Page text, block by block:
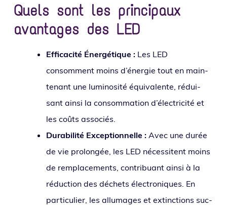
Quels sont les principaux
avantages des LED
Efficacité Énergétique :Les LED
consomment moins d’éner­gie tout en main­
te­nant une lumi­no­si­té équi­va­lente, rédui­
sant ain­si la consom­ma­tion d’élec­tri­ci­té et
les coûts associés.
Durabilité Exceptionnelle :Avec une durée
de vie pro­lon­gée, les LED néces­sitent moins
de rem­pla­ce­ments, contri­buant ain­si à la
réduc­tion des déchets élec­tro­niques. En
par­ti­cu­lier, les allu­mages et extinc­tions suc­